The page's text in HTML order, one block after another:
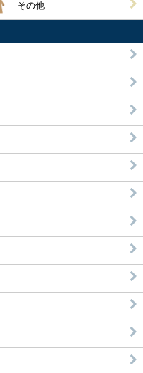
その他